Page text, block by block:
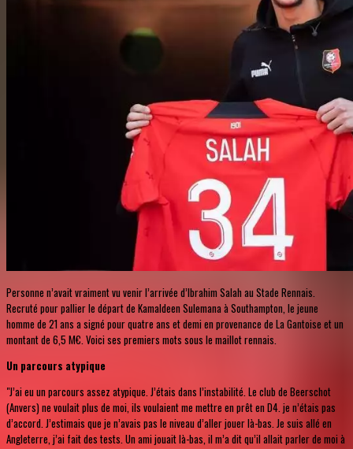
Personne n’avait vraiment vu venir l’arrivée d’Ibrahim Salah au Stade Rennais.
Recruté pour pallier le départ de Kamaldeen Sulemana à Southampton, le jeune
homme de 21 ans a signé pour quatre ans et demi en provenance de La Gantoise et un
montant de 6,5 M€. Voici ses premiers mots sous le maillot rennais.
Un parcours atypique
"J’ai eu un parcours assez atypique. J’étais dans l’instabilité. Le club de Beerschot
(Anvers) ne voulait plus de moi, ils voulaient me mettre en prêt en D4. je n’étais pas
d’accord. J’estimais que je n’avais pas le niveau d’aller jouer là-bas. Je suis allé en
Angleterre, j’ai fait des tests. Un ami jouait là-bas, il m’a dit qu’il allait parler de moi à